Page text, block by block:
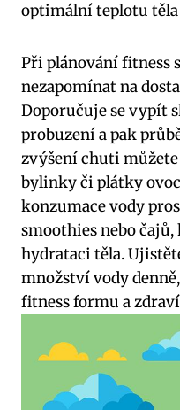
optimální teplotu
Při plánování fitness
nezapomínat na
Doporučuje se vypít
probuzení a pak
zvýšení chuti
bylinky či plátky
konzumace vody
smoothies nebo
hydrataci těla.
množství vody
fitness formu a